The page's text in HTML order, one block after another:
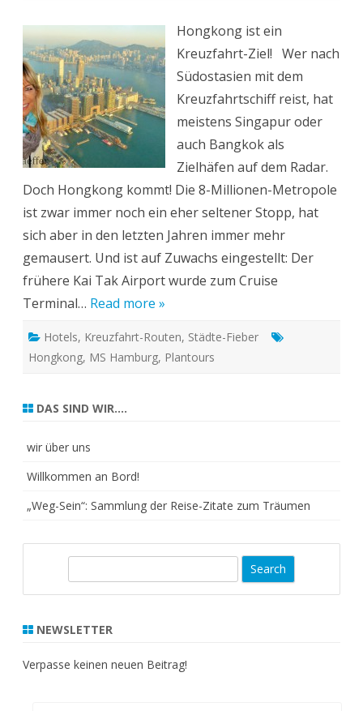
Stunden
und
Hongkong ist ein
Kreuzfahrt-Ziel! Wer nach
Südostasien mit dem
Kreuzfahrtschiff reist, hat
meistens Singapur oder
auch Bangkok als
Zielhäfen auf dem Radar.
Doch Hongkong kommt! Die 8-Millionen-Metropole
ist zwar immer noch ein eher seltener Stopp, hat
sich aber in den letzten Jahren immer mehr
gemausert. Und ist auf Zuwachs eingestellt: Der
frühere Kai Tak Airport wurde zum Cruise
Terminal… Read more »
Hotels, Kreuzfahrt-Routen, Städte-Fieber
Hongkong, MS Hamburg, Plantours
DAS SIND WIR….
wir über uns
Willkommen an Bord!
„Weg-Sein“: Sammlung der Reise-Zitate zum Träumen
r
h
NEWSLETTER
Verpasse keinen neuen Beitrag!